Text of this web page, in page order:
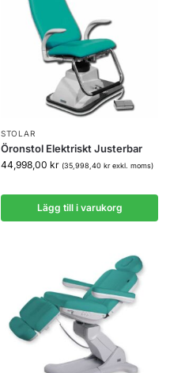
STOLAR
Öronstol Elektriskt Justerbar
44,998,00 kr (35,998,40 krexkl. moms)
Lägg till i varukorg